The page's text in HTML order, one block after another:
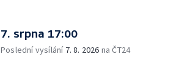
7. srpna 17:00
Poslední vysílání 7. 8. 2026 na ČT24